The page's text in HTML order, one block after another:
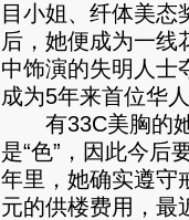
目小姐、纤体美
后，她便成为一线
中饰演的失明人士
成为5年来首位华
有33C美胸的她
是“色”，因此今后
年里，她确实遵守
元的供楼费用，最